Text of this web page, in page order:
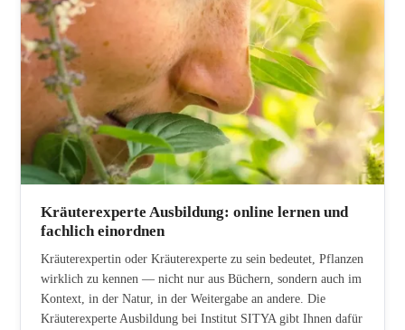
Kräuterexperte Ausbildung: online lernen und
fachlich einordnen
Kräuterexpertin oder Kräuterexperte zu sein bedeutet, Pflanzen
wirklich zu kennen — nicht nur aus Büchern, sondern auch im
Kontext, in der Natur, in der Weitergabe an andere. Die
Kräuterexperte Ausbildung bei Institut SITYA gibt Ihnen dafür